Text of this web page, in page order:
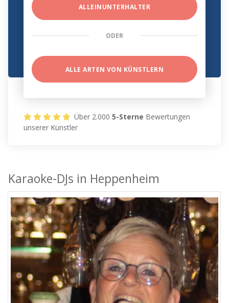
ALLEINUNTERHALTER
ODER
ALLE ARTEN VON KÜNSTLERN
Über 2.0005-Sterne Bewertungen
unserer Künstler
Karaoke-DJs in Heppenheim